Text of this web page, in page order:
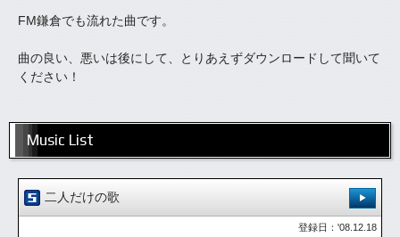
FM鎌倉でも流れた曲です。
曲の良い、悪いは後にして、とりあえずダウンロードして聞いて
ください！
Music List
二人だけの歌
登録日：'08.12.18